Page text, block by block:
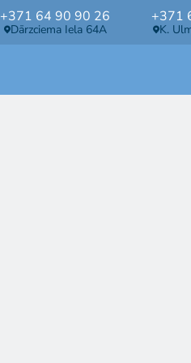
+371 64 90 90 26
Dārzciema Iela 64A
+371
K.